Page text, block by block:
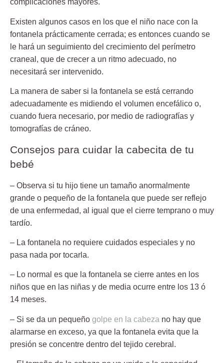
complicaciones mayores.
Existen algunos casos en los que el niño nace con la
fontanela prácticamente cerrada; es entonces cuando se
le hará un seguimiento del crecimiento del perímetro
craneal, que de crecer a un ritmo adecuado, no
necesitará ser intervenido.
La manera de saber si la fontanela se está cerrando
adecuadamente es midiendo el volumen encefálico o,
cuando fuera necesario, por medio de radiografías y
tomografías de cráneo.
Consejos para cuidar la cabecita de tu
bebé
– Observa si tu hijo tiene un tamaño anormalmente
grande o pequeño de la fontanela que puede ser reflejo
de una enfermedad, al igual que el cierre temprano o muy
tardío.
– La fontanela no requiere cuidados especiales y no
pasa nada por tocarla.
– Lo normal es que la fontanela se cierre antes en los
niños que en las niñas y de media ocurre entre los 13 ó
14 meses.
– Si se da un pequeño golpe en la cabeza no hay que
alarmarse en exceso, ya que la fontanela evita que la
presión se concentre dentro del tejido cerebral.